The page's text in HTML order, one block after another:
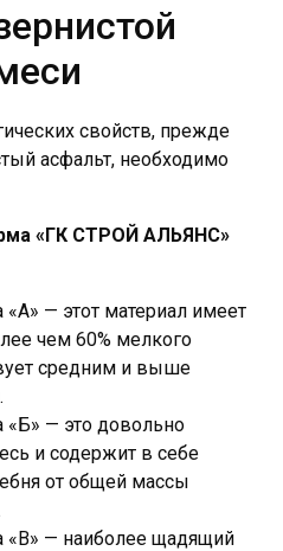
свойств, прежде
асфальт, необходимо
«ГК СТРОЙ АЛЬЯНС»
«А» — этот материал имеет
чем 60% мелкого
средним и выше
«Б» — это довольно
и содержит в себе
от общей массы
«В» — наиболее щадящий